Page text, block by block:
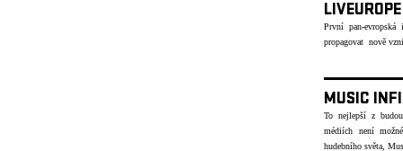
LIVEUROPE
První pan-
propagovat nově
MUSIC
To nejlepší z
médiích není
hudebního světa,